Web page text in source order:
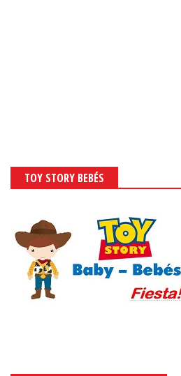
TOY STORY BEBÉS